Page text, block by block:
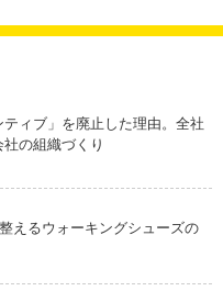
ィブ」を廃止した理由。全社
の組織づくり
えるウォーキングシューズの